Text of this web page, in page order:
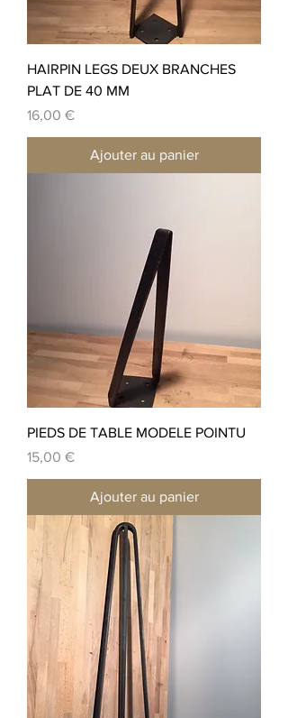
HAIRPIN LEGS DEUX BRANCHES
PLAT DE 40 MM
Prix
16,00 €
Ajouter au panier
PIEDS DE TABLE MODELE POINTU
Prix
15,00 €
Ajouter au panier